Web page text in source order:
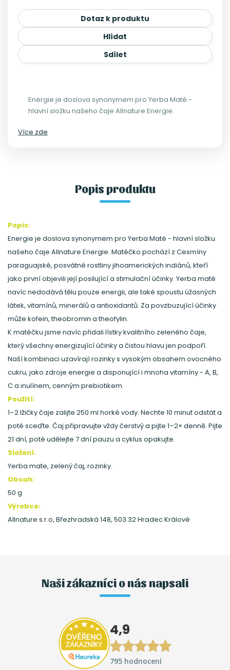
Dotaz k produktu
Hlídat
Sdílet
Energie je doslova synonymem pro Yerba Maté -
hlavní složku našeho čaje Allnature Energie.
Více zde
Popis produktu
Popis:
Energie je doslova synonymem pro Yerba Maté - hlavní složku
našeho čaje Allnature Energie. Matéčko pochází z Cesmíny
paraguajské, posvátné rostliny jihoamerických indiánů, kteří
jako první objevili její posilující a stimulační účinky. Yerba maté
navíc nedodává tělu pouze energii, ale také spoustu úžasných
látek, vitamínů, minerálů a antioxidantů. Za povzbuzující účinky
může kofein, theobromin a theofylin.
K matéčku jsme navíc přidali lístky kvalitního zeleného čaje,
který všechny energizující účinky a čistou hlavu jen podpoří.
Naší kombinaci uzavírají rozinky s vysokým obsahem ovocného
cukru, jako zdroje energie a disponující i mnoha vitamíny - A, B,
C a inulínem, cenným prebiotikem.
Použití:
1–2 lžičky čaje zalijte 250 ml horké vody. Nechte 10 minut odstát a
poté sceďte. Čaj připravujte vždy čerstvý a pijte 1–2× denně. Pijte
21 dní, poté udělejte 7 dní pauzu a cyklus opakujte.
Složení:
Yerba mate, zelený čaj, rozinky.
Obsah:
50 g
Výrobce:
Allnature s.r.o, Březhradská 148, 503 32 Hradec Králové
Naši zákazníci o nás napsali
4,9
795 hodnocení